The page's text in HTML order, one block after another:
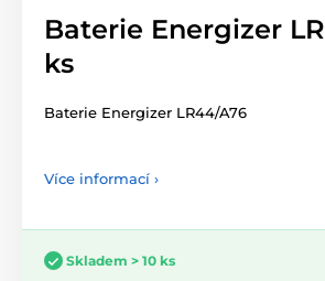
Baterie Energizer
ks
Baterie Energizer LR44/A76
Více informací ›
Skladem > 10 ks